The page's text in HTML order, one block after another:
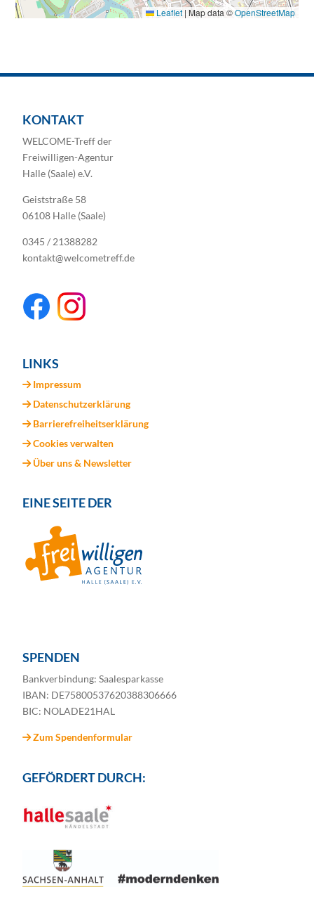
Leaflet | Map data ©OpenStreetMap
KONTAKT
WELCOME-Treff der
Freiwilligen-Agentur
Halle (Saale) e.V.
Geiststraße 58
06108 Halle (Saale)
0345 / 21388282
kontakt@welcometreff.de
LINKS
Impressum
Datenschutzerklärung
Barrierefreiheitserklärung
Cookies verwalten
Über uns & Newsletter
EINE SEITE DER
SPENDEN
Bankverbindung: Saalesparkasse
IBAN: DE75800537620388306666
BIC: NOLADE21HAL
Zum Spendenformular
GEFÖRDERT DURCH: